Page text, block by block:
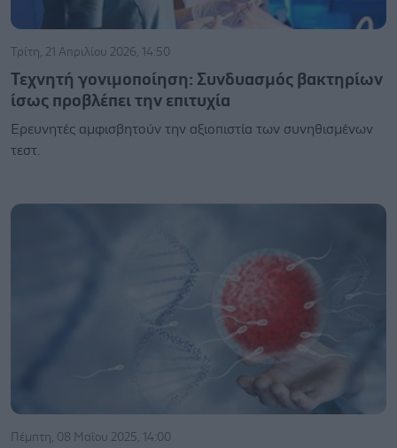
Τρίτη, 21 Απριλίου 2026, 14:50
Τεχνητή γονιμοποίηση: Συνδυασμός βακτηρίων
ίσως προβλέπει την επιτυχία
Ερευνητές αμφισβητούν την αξιοπιστία των συνηθισμένων
τεστ.
Πέμπτη, 08 Μαΐου 2025, 14:00